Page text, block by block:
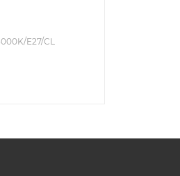
E27/CL